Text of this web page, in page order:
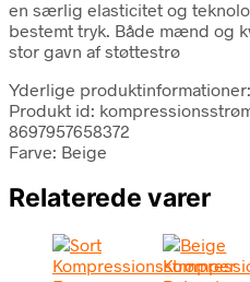
en særlig elasticitet og
bestemt tryk. Både mænd og
stor gavn af støttestrø
Yderlige produktinformationer:
Produkt id:
8697957658372
Farve: Beige
Relaterede varer